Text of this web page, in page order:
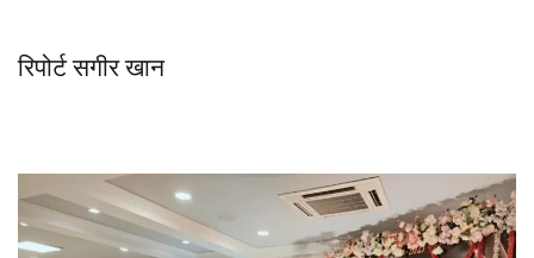
रिपोर्ट सगीर खान